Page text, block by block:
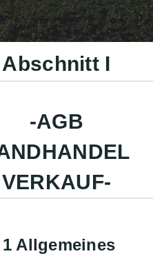
Abschnitt I
-AGB
VERKAUF-
1 Allgemeines